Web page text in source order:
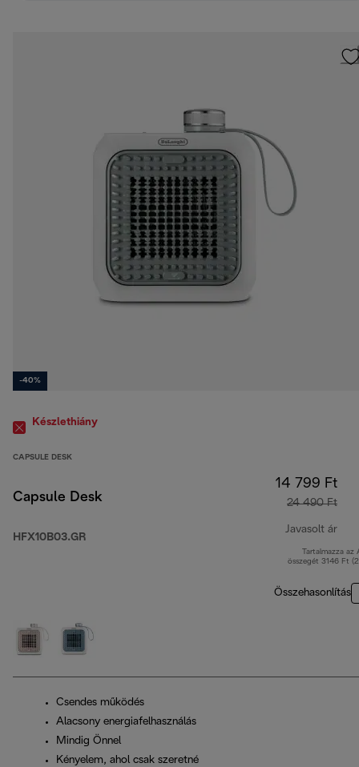
-40%
Készlethiány
CAPSULE DESK
Capsule Desk
HFX10B03.GR
14 799 Ft
24 490 Ft
Javasolt ár
Tartalmazza az
összegét 3146 Ft
Összehasonlítás
Csendes működés
Alacsony energiafelhasználás
Mindig Önnel
Kényelem, ahol csak szeretné